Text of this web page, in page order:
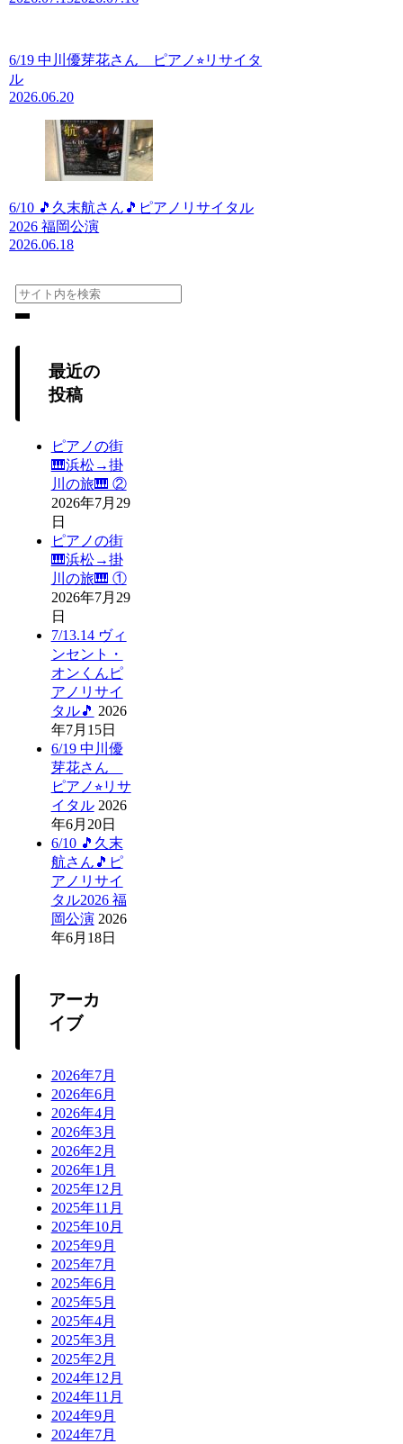
6/19 中川優芽花さん ピアノ⭐︎リサイタ
ル
2026.06.20
6/10 🎵久末航さん🎵ピアノリサイタル
2026 福岡公演
2026.06.18
最近の
投稿
ピアノの街
🎹浜松→掛
川の旅🎹 ②
2026年7月29
日
ピアノの街
🎹浜松→掛
川の旅🎹 ①
2026年7月29
日
7/13.14 ヴィ
ンセント・
オンくんピ
アノリサイ
タル🎵 2026
年7月15日
6/19 中川優
芽花さん
ピアノ⭐︎リサ
イタル 2026
年6月20日
6/10 🎵久末
航さん🎵ピ
アノリサイ
タル2026 福
岡公演 2026
年6月18日
アーカ
イブ
2026年7月
2026年6月
2026年4月
2026年3月
2026年2月
2026年1月
2025年12月
2025年11月
2025年10月
2025年9月
2025年7月
2025年6月
2025年5月
2025年4月
2025年3月
2025年2月
2024年12月
2024年11月
2024年9月
2024年7月